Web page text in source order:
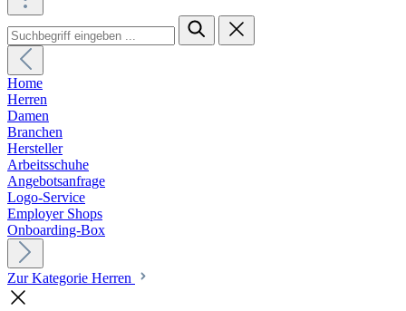
Home
Herren
Damen
Branchen
Hersteller
Arbeitsschuhe
Angebotsanfrage
Logo-Service
Employer Shops
Onboarding-Box
Zur Kategorie Herren